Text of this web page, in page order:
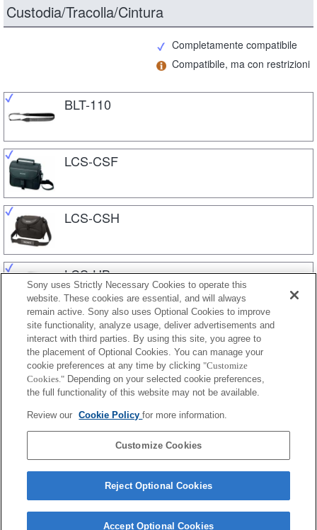
Custodia/Tracolla/Cintura
Completamente compatibile
Compatibile, ma con restrizioni
BLT-110
LCS-CSF
LCS-CSH
LCS-HB
LCS-HG
LCS-U10
LCS-U20
Contact Us Cookie Policy
Sony uses Strictly Necessary Cookies to operate this
website. These cookies are essential, and will always
remain active. Sony also uses Optional Cookies to improve
site functionality, analyze usage, deliver advertisements and
interact with third parties. By using this site, you agree to
the placement of Optional Cookies. You can manage your
cookie preferences at any time by clicking "Customize
Cookies." Depending on your selected cookie preferences,
the full functionality of this website may not be available.
Review our Cookie Policyfor more information.
Customize Cookies
Reject Optional Cookies
Accept Optional Cookies